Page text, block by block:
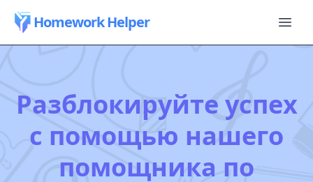
Homework Helper
Разблокируйте успех
с помощью нашего
помощника по